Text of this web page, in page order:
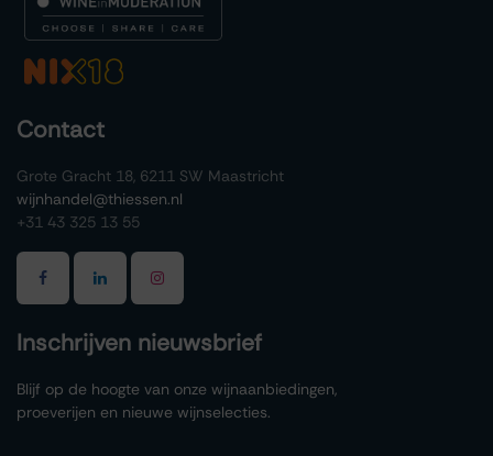
Contact
Grote Gracht 18, 6211 SW Maastricht
wijnhandel@thiessen.nl
+31 43 325 13 55
Inschrijven nieuwsbrief
Blijf op de hoogte van onze wijnaanbiedingen,
proeverijen en nieuwe wijnselecties.